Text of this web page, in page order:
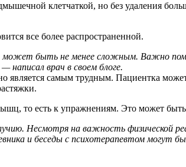
клетчаткой, но без удаления
все более распространенной.
может быть не менее сложным. Важно
написал врач в своем блоге.
самым трудным. Пациентка
то есть к упражнениям. Это может
Несмотря на важность физической
и беседы с психотерапевтом могут